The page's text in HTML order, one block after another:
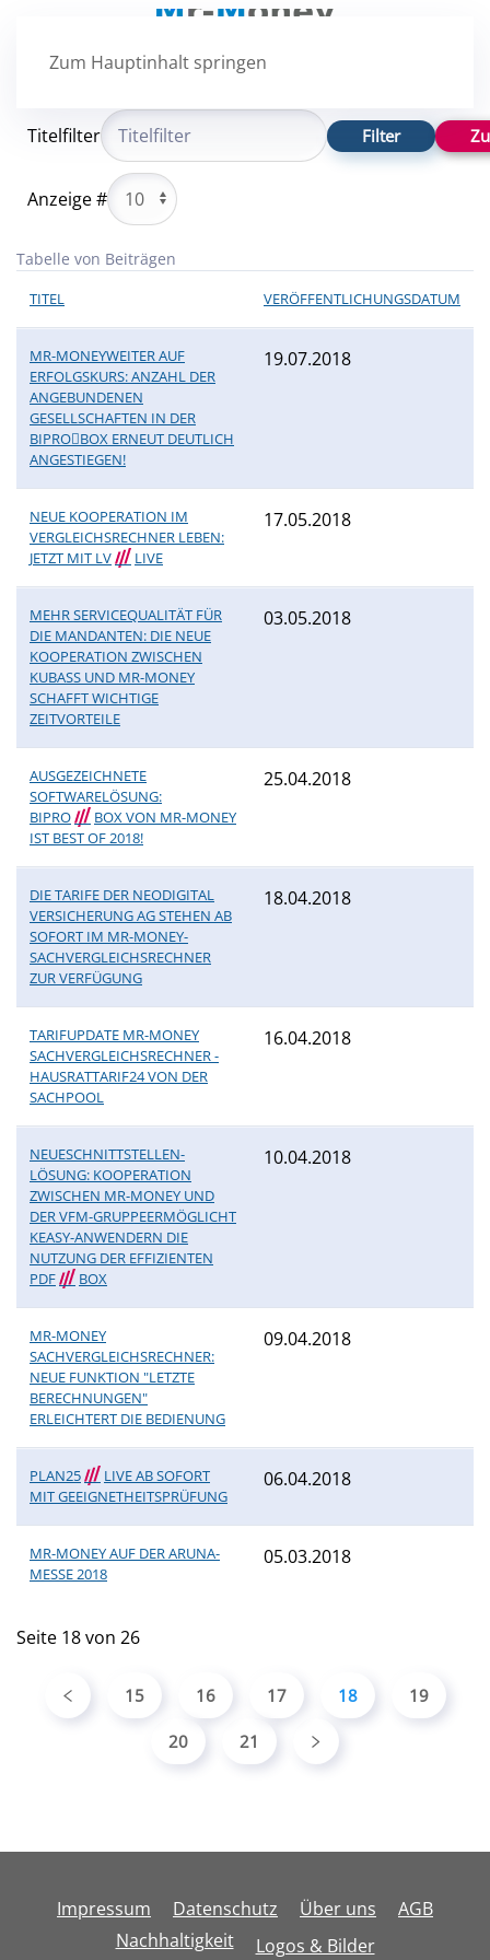
Zum Hauptinhalt springen
Titelfilter Filter
Anzeige #
Tabelle von Beiträgen
TITEL VERÖFFENTLICHUNGSDATUM
MR-MONEYWEITER AUF
ERFOLGSKURS: ANZAHL DER
ANGEBUNDENEN
GESELLSCHAFTEN IN DER
BIPROBOX ERNEUT DEUTLICH
ANGESTIEGEN!
19.07.2018
NEUE KOOPERATION IM
VERGLEICHSRECHNER LEBEN:
JETZT MIT LV/// LIVE
17.05.2018
MEHR SERVICEQUALITÄT FÜR
DIE MANDANTEN: DIE NEUE
KOOPERATION ZWISCHEN
KUBASS UND MR-MONEY
SCHAFFT WICHTIGE
ZEITVORTEILE
03.05.2018
AUSGEZEICHNETE
SOFTWARELÖSUNG:
BIPRO/// BOX VON MR-MONEY
IST BEST OF 2018!
25.04.2018
DIE TARIFE DER NEODIGITAL
VERSICHERUNG AG STEHEN AB
SOFORT IM MR-MONEY-
SACHVERGLEICHSRECHNER
ZUR VERFÜGUNG
18.04.2018
TARIFUPDATE MR-MONEY
SACHVERGLEICHSRECHNER -
HAUSRATTARIF24 VON DER
SACHPOOL
16.04.2018
NEUESCHNITTSTELLEN-
LÖSUNG: KOOPERATION
ZWISCHEN MR-MONEY UND
DER VFM-GRUPPEERMÖGLICHT
KEASY-ANWENDERN DIE
NUTZUNG DER EFFIZIENTEN
PDF/// BOX
10.04.2018
MR-MONEY
SACHVERGLEICHSRECHNER:
NEUE FUNKTION "LETZTE
BERECHNUNGEN"
ERLEICHTERT DIE BEDIENUNG
09.04.2018
PLAN25/// LIVE AB SOFORT
MIT GEEIGNETHEITSPRÜFUNG
06.04.2018
MR-MONEY AUF DER ARUNA-
MESSE 2018
05.03.2018
Seite 18 von 26
15 16 17 18 19
20 21
Impressum Datenschutz Über uns
AGB
Nachhaltigkeit
Logos & Bilder